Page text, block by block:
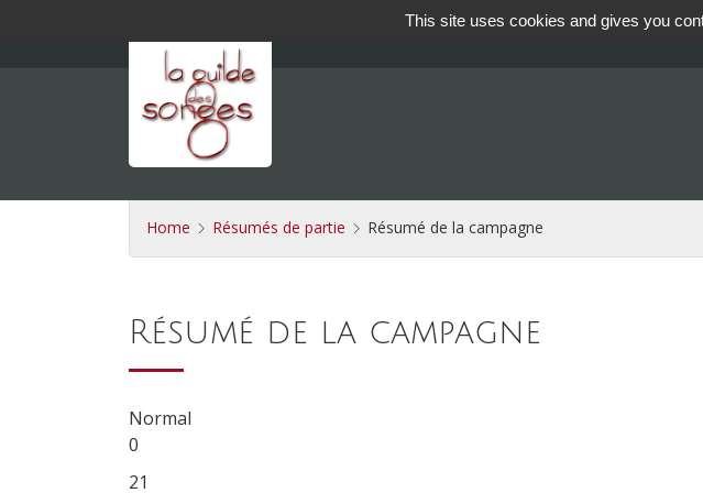
Home Résumés de partie Résumé de la campagne
Résumé de la campagne
Normal
0
21
This site uses cookies and gives you